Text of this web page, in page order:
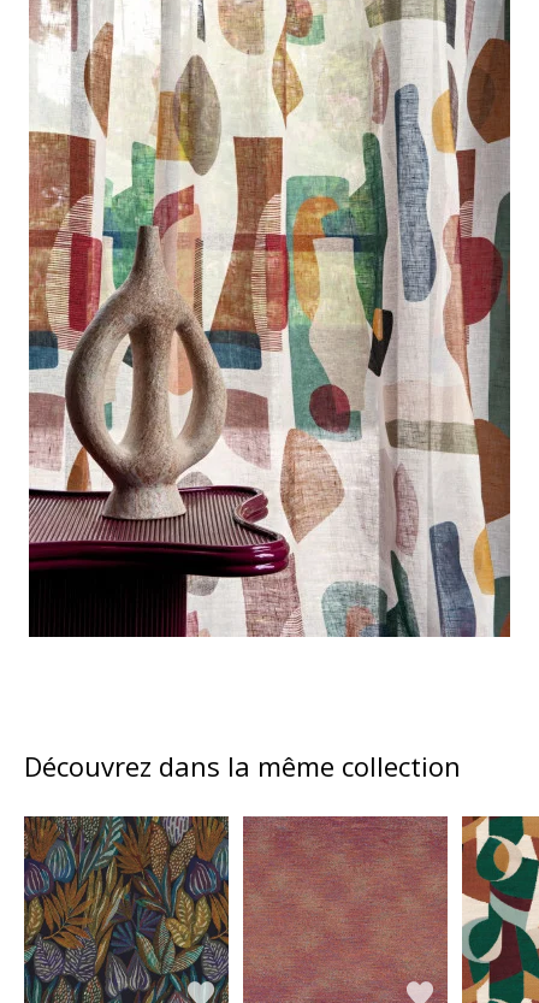
Découvrez dans la même collection